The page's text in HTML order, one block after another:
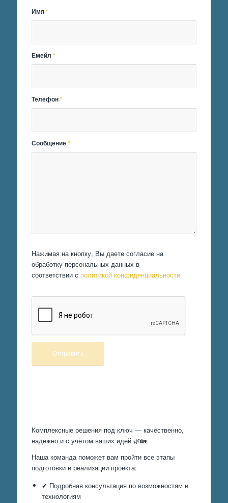
Имя*
Емейл*
Телефон*
Сообщение*
Нажимая на кнопку, Вы даете согласие на
обработку персональных данных в
соответствии с политикой конфиденциальности
Комплексные решения под ключ — качественно,
надёжно и с учётом ваших идей 🌿🏡
Наша команда поможет вам пройти все этапы
подготовки и реализации проекта:
✔ Подробная консультация по возможностям и
технологиям